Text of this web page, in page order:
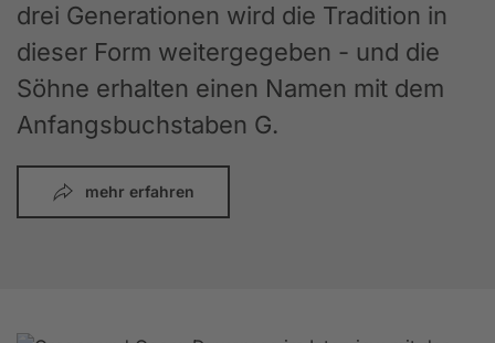
drei Generationen wird die Tradition in
dieser Form weitergegeben - und die
Söhne erhalten einen Namen mit dem
Anfangsbuchstaben G.
mehr erfahren